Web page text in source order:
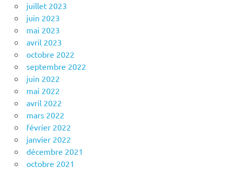
juillet 2023
juin 2023
mai 2023
avril 2023
octobre 2022
septembre 2022
juin 2022
mai 2022
avril 2022
mars 2022
février 2022
janvier 2022
décembre 2021
octobre 2021